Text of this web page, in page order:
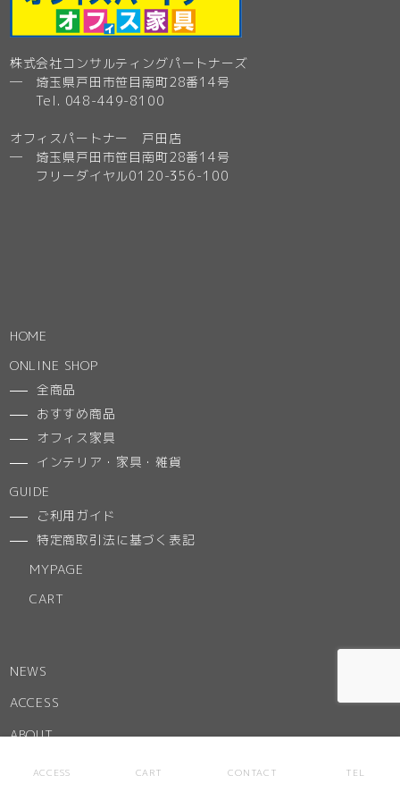
株式会社コンサルティングパートナーズ
─ 埼玉県戸田市笹目南町28番14号
Tel. 048-449-8100
オフィスパートナー 戸田店
─ 埼玉県戸田市笹目南町28番14号
フリーダイヤル0120-356-100
HOME
ONLINE SHOP
全商品
おすすめ商品
オフィス家具
インテリア・家具・雑貨
GUIDE
ご利用ガイド
特定商取引法に基づく表記
MYPAGE
CART
NEWS
ACCESS
ABOUT
お気に入りリスト
ACCESS CART CONTACT TEL